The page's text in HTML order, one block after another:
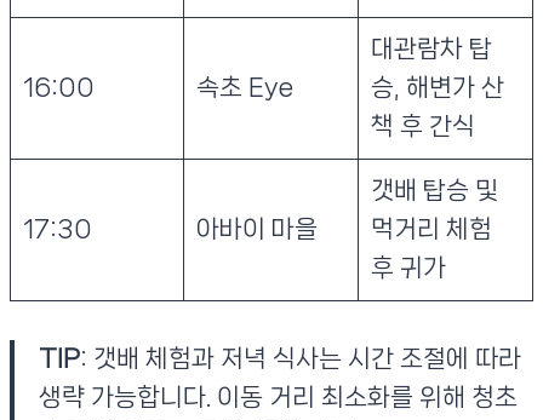
16:00 속초 Eye
대관람차 탑
승, 해변가 산
책 후 간식
17:30 아바이 마을
갯배 탑승 및
먹거리 체험
후 귀가
TIP: 갯배 체험과 저녁 식사는 시간 조절에 따라
생략 가능합니다. 이동 거리 최소화를 위해 청초